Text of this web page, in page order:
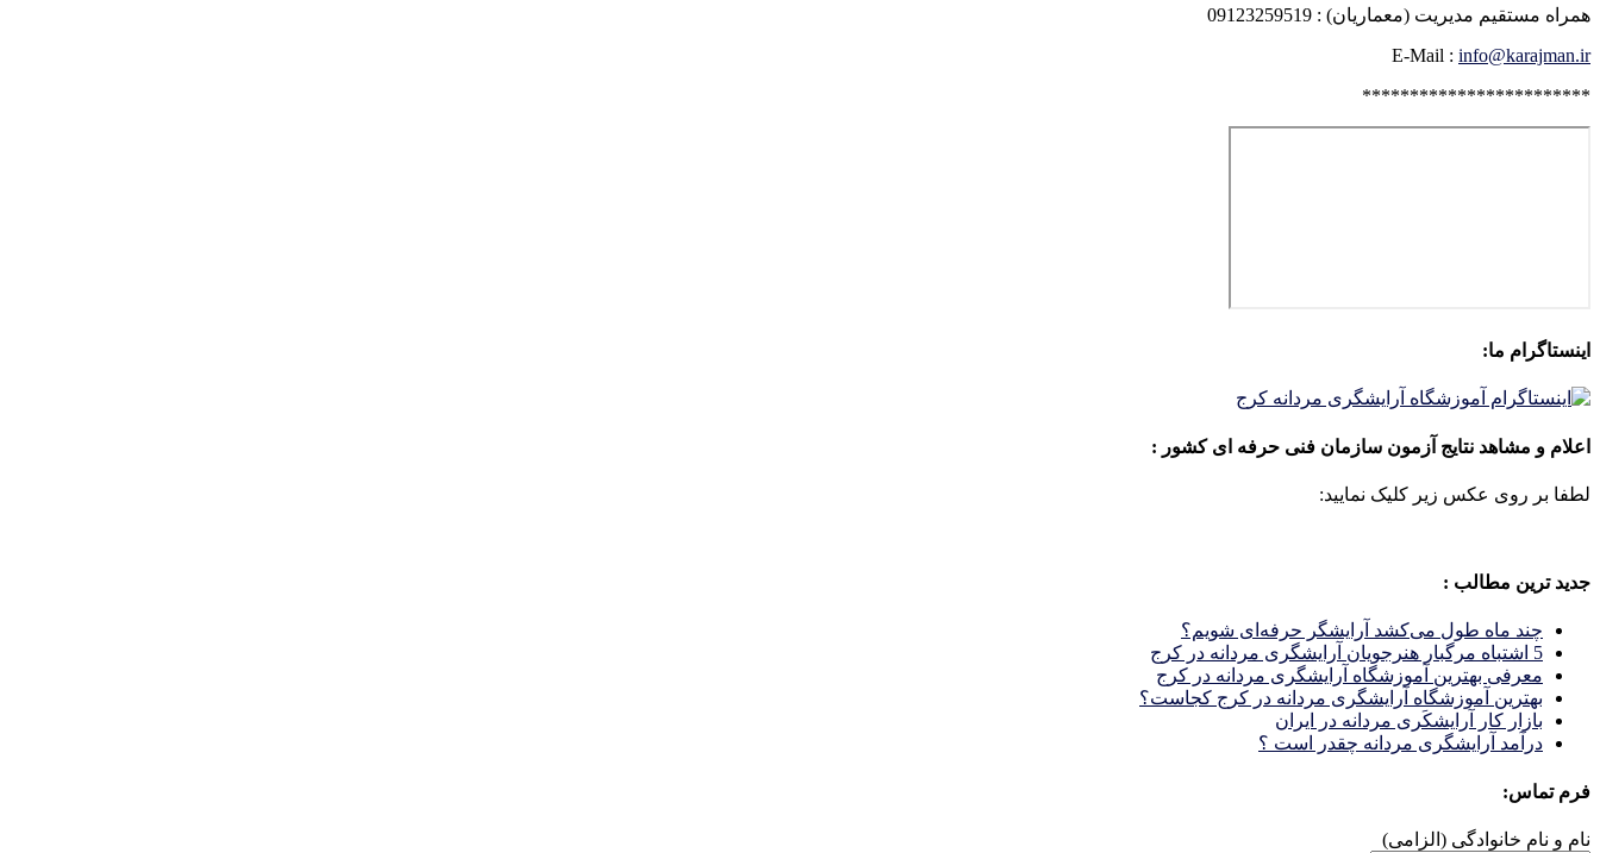
همراه مستقیم مدیریت (معماریان) : 09123259519
E-Mail : info@karajman.ir
************************
اینستاگرام ما:
اعلام و مشاهد نتایج آزمون سازمان فنی حرفه ای کشور :
لطفا بر روی عکس زیر کلیک نمایید:
جدید ترین مطالب :
چند ماه طول می‌کشد آرایشگر حرفه‌ای شویم؟
5 اشتباه مرگبار هنرجویان آرایشگری مردانه در کرج
معرفی بهترین آموزشگاه آرایشگری مردانه در کرج
بهترین آموزشگاه آرایشگری مردانه در کرج کجاست؟
بازار كار آرايشكَرى مردانه در ايران
درآمد آرایشگری مردانه چقدر است ؟
فرم تماس:
نام و نام خانوادگی (الزامی)